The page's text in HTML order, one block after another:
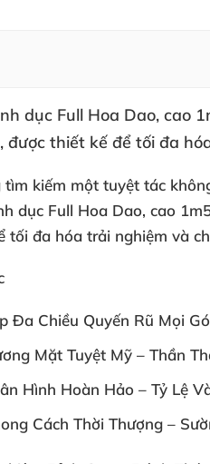
dục Full Hoa Dao, cao
được thiết kế để tối đa
tìm kiếm một tuyệt tác
dục Full Hoa Dao, cao
tối đa hóa trải nghiệm và
Đa Chiều Quyến Rũ Mọi
Mặt Tuyệt Mỹ – Thần
Hình Hoàn Hảo – Tỷ Lệ
Cách Thời Thượng –